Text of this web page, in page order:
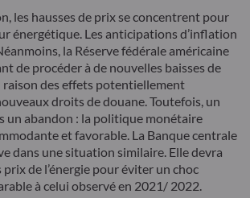
les hausses de prix se concentrent pour
énergétique. Les anticipations d’inflation
la Réserve fédérale américaine
de procéder à de nouvelles baisses de
des effets potentiellement
droits de douane. Toutefois, un
un abandon : la politique monétaire
et favorable. La Banque centrale
dans une situation similaire. Elle devra
de l’énergie pour éviter un choc
à celui observé en 2021/ 2022.